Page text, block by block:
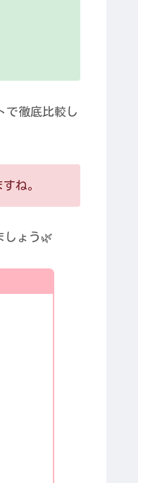
で徹底比較し
ね。
しょう🌿